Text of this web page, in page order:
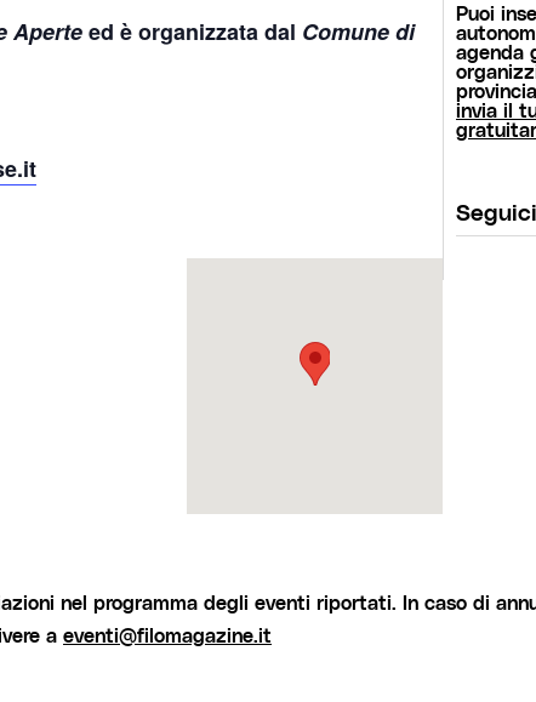
Aperteed è organizzata dal Comune di
Puoi
agenda
invia il
nel programma degli eventi riportati. In caso di
a eventi@filomagazine.it